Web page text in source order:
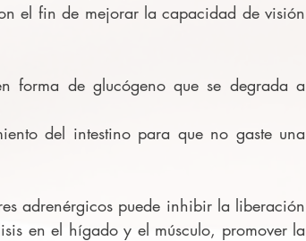
el fin de mejorar la capacidad de visión
forma de glucógeno que se degrada a
del intestino para que no gaste una
adrenérgicos puede inhibir la liberación
en el hígado y el músculo, promover la